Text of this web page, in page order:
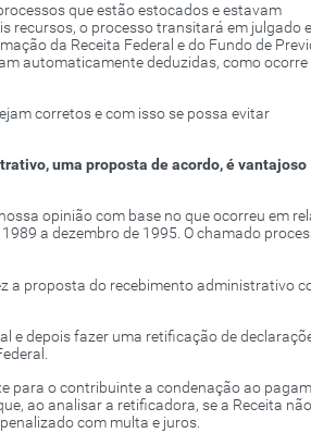
que estão estocados e estavam
recursos, o processo transitará em julgado
da Receita Federal e do Fundo de
automaticamente deduzidas, como ocorre
corretos e com isso se possa evitar
uma proposta de acordo, é vantajoso
opinião com base no que ocorreu em
a dezembro de 1995. O chamado
a proposta do recebimento administrativo
e depois fazer uma retificação de
para o contribuinte a condenação ao
ao analisar a retificadora, se a Receita
com multa e juros.
Clube de
Descontos:
região sul
Expressão